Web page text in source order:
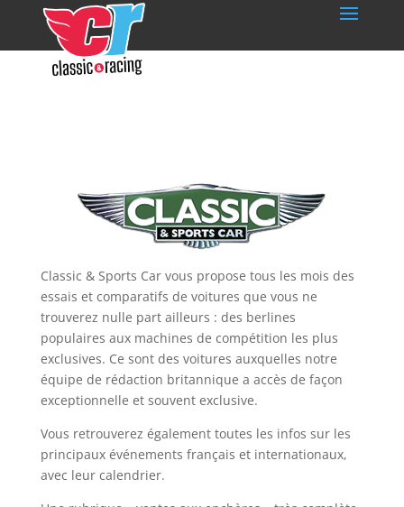
Classic & Sports Car vous propose tous les mois des
essais et comparatifs de voitures que vous ne
trouverez nulle part ailleurs : des berlines
populaires aux machines de compétition les plus
exclusives. Ce sont des voitures auxquelles notre
équipe de rédaction britannique a accès de façon
exceptionnelle et souvent exclusive.
Vous retrouverez également toutes les infos sur les
principaux événements français et internationaux,
avec leur calendrier.